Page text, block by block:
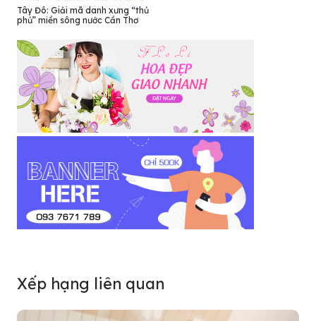
Tây Đô: Giải mã danh xưng “thủ
phủ” miền sông nước Cần Thơ
Xếp hạng liên quan